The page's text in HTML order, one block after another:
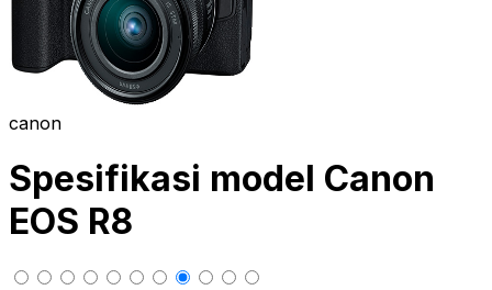
canon
Spesifikasi model Canon
EOS R8